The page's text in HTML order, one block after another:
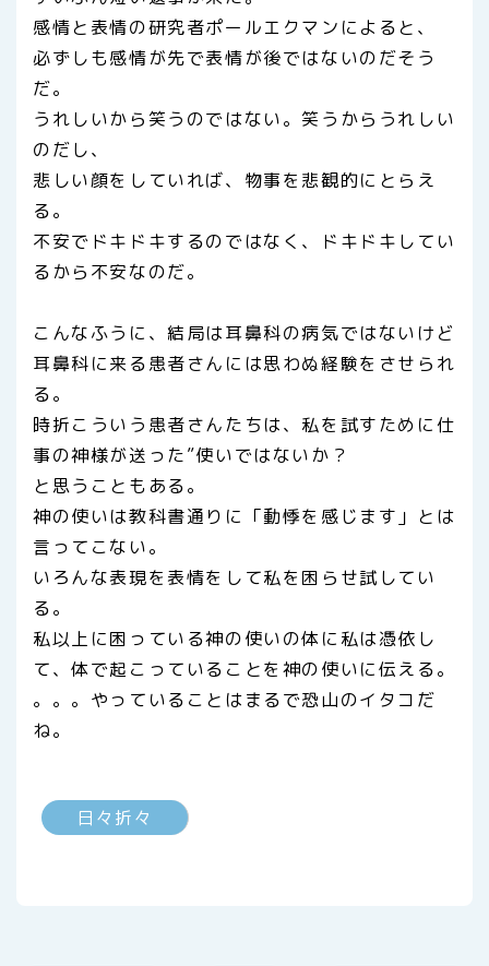
感情と表情の研究者ポールエクマンによると、
必ずしも感情が先で表情が後ではないのだそう
だ。
うれしいから笑うのではない。笑うからうれしい
のだし、
悲しい顔をしていれば、物事を悲観的にとらえ
る。
不安でドキドキするのではなく、ドキドキしてい
るから不安なのだ。
こんなふうに、結局は耳鼻科の病気ではないけど
耳鼻科に来る患者さんには思わぬ経験をさせられ
る。
時折こういう患者さんたちは、私を試すために仕
事の神様が送った”使いではないか？
と思うこともある。
神の使いは教科書通りに「動悸を感じます」とは
言ってこない。
いろんな表現を表情をして私を困らせ試してい
る。
私以上に困っている神の使いの体に私は憑依し
て、体で起こっていることを神の使いに伝える。
。。。やっていることはまるで恐山のイタコだ
ね。
日々折々